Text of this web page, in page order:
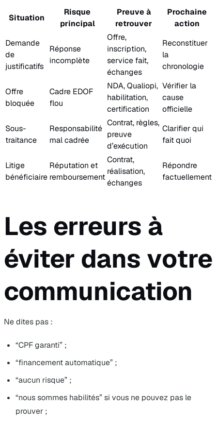
Situation
Risque
principal
Preuve à
retrouver
Prochaine
action
Demande
de
justificatifs
Réponse
incomplète
Offre,
inscription,
service fait,
échanges
Reconstituer
la
chronologie
Offre
bloquée
Cadre EDOF
flou
NDA, Qualiopi,
habilitation,
certification
Vérifier la
cause
officielle
Sous-
traitance
Responsabilité
mal cadrée
Contrat, règles,
preuve
d’exécution
Clarifier qui
fait quoi
Litige
bénéficiaire
Réputation et
remboursement
Contrat,
réalisation,
échanges
Répondre
factuellement
Les erreurs à
éviter dans votre
communication
Ne dites pas :
“CPF garanti” ;
“financement automatique” ;
“aucun risque” ;
“nous sommes habilités” si vous ne pouvez pas le
prouver ;